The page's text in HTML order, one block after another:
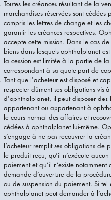
Toutes les créances résultant de la
marchandises réservées sont cédées
compris les lettres de change et les
garantir les créances respectives.
accepte cette mission. Dans le cas
biens dans lesquels ophthalplanet
la cession est limitée à la partie de la
correspondant à sa quote-part de
Tant que l'acheteur est disposé et
respecter dûment ses obligations vis-
d'ophthalplanet, il peut disposer des
appartenant ou appartenant à
le cours normal des affaires et
cédées à ophthalplanet lui-même.
s’engage à ne pas recouvrer la
l’acheteur remplit ses obligations de
le produit reçu, qu’il n’exécute
paiement et qu’il n’existe notamment
demande d’ouverture de la
ou de suspension du paiement. Si tel
ophthalplanet peut demander à